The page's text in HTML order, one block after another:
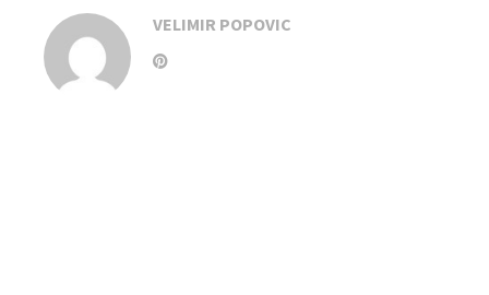
VELIMIR POPOVIC